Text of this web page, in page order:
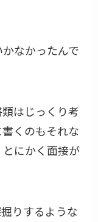
なかったんで
はじっくり考
くのもそれな
にかく面接が
りするような